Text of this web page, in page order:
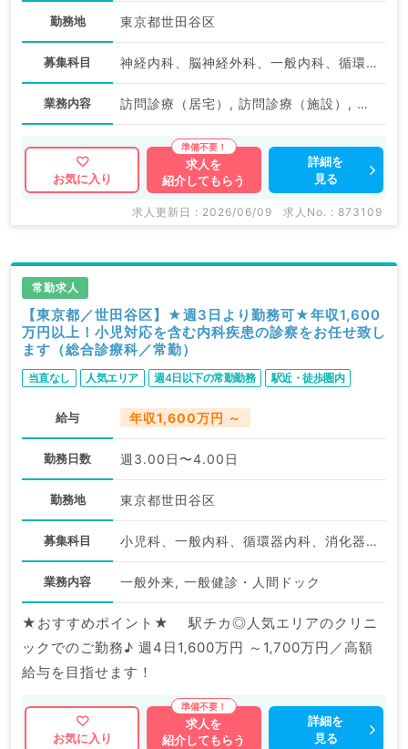
勤務地 東京都世田谷区
募集科目 神経内科、脳神経外科、一般内科、循環器内科、呼吸器内科、消化器内科、内分泌・代謝内科、腎臓内科、老年内科、血液内科、膠原病科
業務内容 訪問診療（居宅）, 訪問診療（施設）, 訪問診療（施設）
お気に入り
求人を
紹介してもらう
詳細を
見る
求人更新日 : 2026/06/09 求人No. : 873109
常勤求人
【東京都／世田谷区】★週3日より勤務可★年収1,600
万円以上！小児対応を含む内科疾患の診察をお任せ致し
ます（総合診療科／常勤）
当直なし 人気エリア 週4日以下の常勤勤務 駅近・徒歩圏内
給与 年収1,600万円 ～
勤務日数 週3.00日〜4.00日
勤務地 東京都世田谷区
募集科目 小児科、一般内科、循環器内科、消化器内科、外科系全般、一般外科、総合診療科
業務内容 一般外来, 一般健診・人間ドック
★おすすめポイント★ 駅チカ◎人気エリアのクリニ
ックでのご勤務♪ 週4日1‚600万円 ～1‚700万円／高額
給与を目指せます！
お気に入り
求人を
紹介してもらう
詳細を
見る